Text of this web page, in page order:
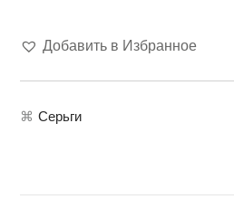
Добавить в Избранное
⌘ Серьги